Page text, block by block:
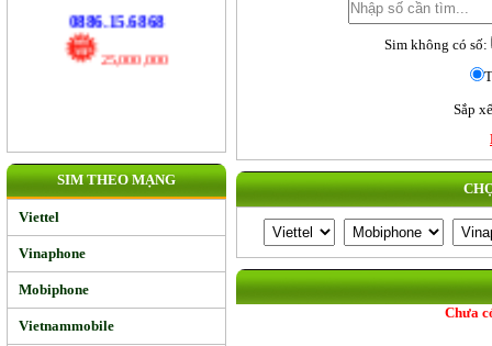
17,000,000
0886.15.6868
SIM THEO MẠNG
Viettel
Vinaphone
Mobiphone
Vietnammobile
Sim không có số:
Sắp
Chưa